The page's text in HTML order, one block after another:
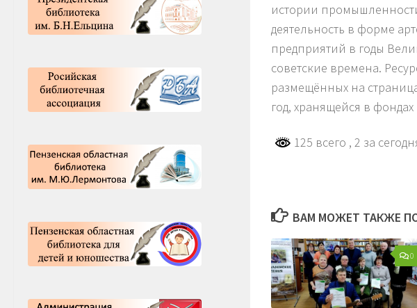
истории
деятельность в форме
предприятий в годы
советские времена.
размещённых на
год, хранящейся в
125 всего , 2 за
ВАМ МОЖЕТ ТАКЖЕ
0